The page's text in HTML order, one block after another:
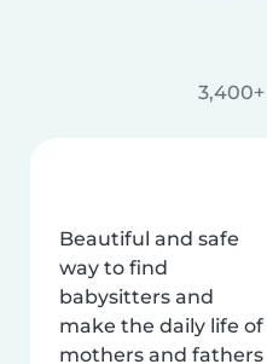
Beautiful and safe
way to find
babysitters and
make the daily life of
mothers and fathers